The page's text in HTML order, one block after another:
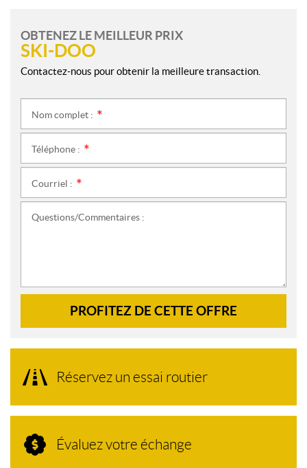
OBTENEZ LE MEILLEUR PRIX
SKI-DOO
Contactez-nous pour obtenir la meilleure transaction.
Nom complet :
Téléphone :
Courriel :
Questions/Commentaires :
PROFITEZ DE CETTE OFFRE
Réservez un essai routier
Évaluez votre échange